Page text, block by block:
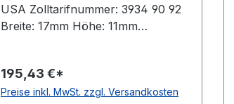
USA Zolltarifnummer: 3934 90 92
Breite: 17mm Höhe: 11mm
Drives Ausführung: ohne
Metallnieten antistatisch: nein
195,43 €*
Preise inkl. MwSt. zzgl. Versandkosten